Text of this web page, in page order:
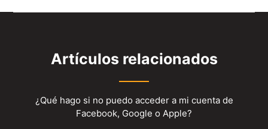
Artículos relacionados
¿Qué hago si no puedo acceder a mi cuenta de
Facebook, Google o Apple?